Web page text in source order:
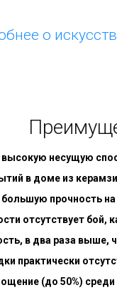
о
несущую
в доме из
прочность на
отсутствует бой,
в два раза выше,
практически
(до 50%)